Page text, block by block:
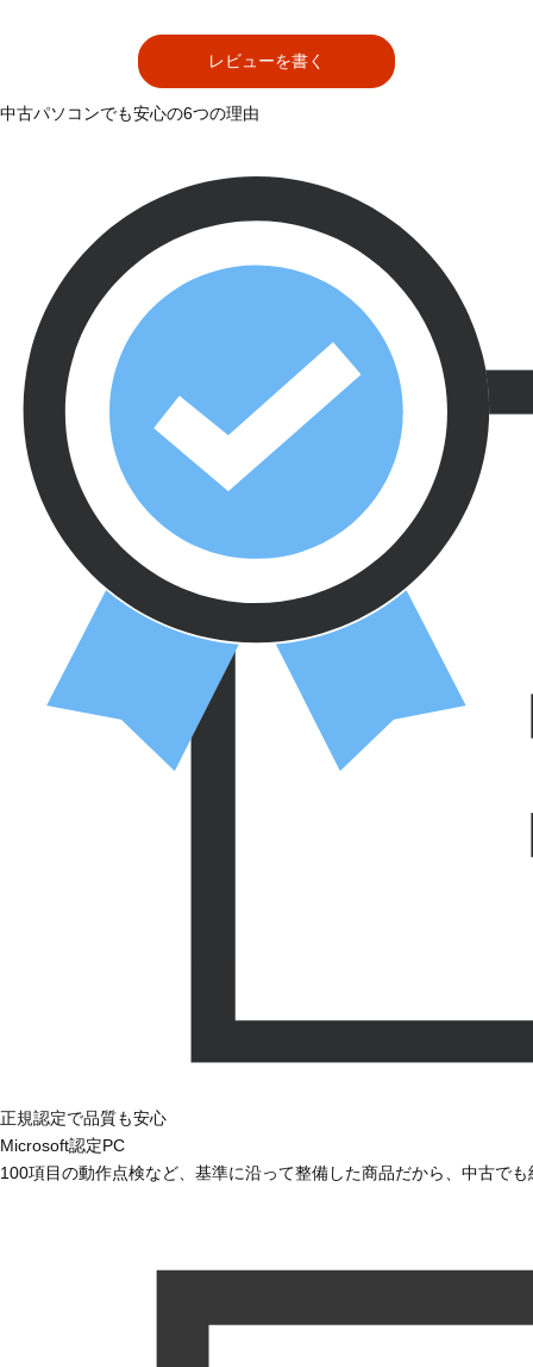
レビューを書く
中古パソコンでも安心の6つの理由
正規認定で品質も安心
Microsoft認定PC
100項目の動作点検など、基準に沿って整備した商品だから、中古で